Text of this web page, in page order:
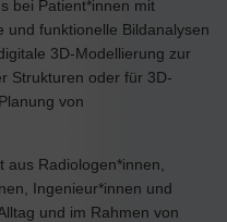
bei Patient*innen mit
funktionelle Bildanalysen
3D-Modellierung zur
Strukturen oder für 3D-
von
Radiologen*innen,
Ingenieur*innen und
und im Rahmen von